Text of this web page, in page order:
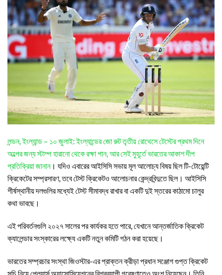
লন্ডন, ইংল্যান্ড – ১০ জুলাই: ইংল্যান্ডের জো রুট তৃতীয় রোথেসে টেস্টের প্রথম দিনে
অল্পের জন্য স্টাম্প হারানো থেকে রক্ষা পান, আর সেই মুহূর্তে ভারতের আকাশ দীপ
প্রতিক্রিয়া জানান। যদিও এবারের আইসিসি সভায় মূল আলোচ্য বিষয় ছিল টি-টোয়েন্টি
ক্রিকেটের সম্প্রসারণ, তবে টেস্ট ক্রিকেটও আলোচনার কেন্দ্রবিন্দুতে ছিল। আইসিসি
শীর্ষস্থানীয় দলগুলির মধ্যেই টেস্ট সীমাবদ্ধ রাখার বা একটি দুই স্তরের কাঠামো চালুর
কথা ভাবছে।
এই পরিবর্তনগুলি ২০২৭ সালের পর কার্যকর হতে পারে, যেখানে আন্তর্জাতিক ক্রিকেট
ক্যালেন্ডার সংস্কারের লক্ষ্যে একটি নতুন কমিটি গঠন করা হয়েছে।
ভারতের সম্প্রচার সংস্থা জিওস্টার-এর প্রাক্তন ক্রীড়া প্রধান সঞ্জোগ গুপ্ত ক্রিকেট